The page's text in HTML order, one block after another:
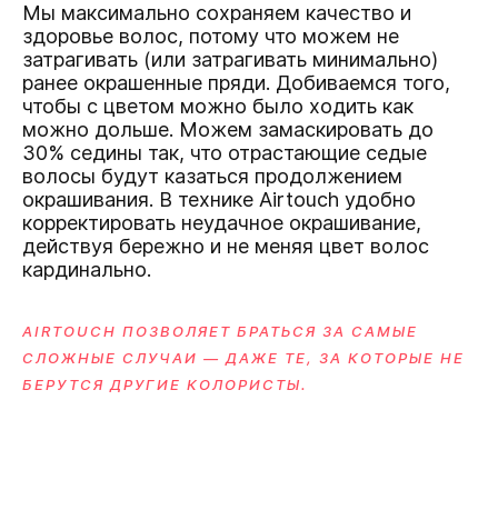
Мы максимально сохраняем качество и
здоровье волос, потому что можем не
затрагивать (или затрагивать минимально)
ранее окрашенные пряди. Добиваемся того,
чтобы с цветом можно было ходить как
можно дольше. Можем замаскировать до
30% седины так, что отрастающие седые
волосы будут казаться продолжением
окрашивания. В технике Airtouch удобно
корректировать неудачное окрашивание,
действуя бережно и не меняя цвет волос
кардинально.
AIRTOUCH ПОЗВОЛЯЕТ БРАТЬСЯ ЗА САМЫЕ
СЛОЖНЫЕ СЛУЧАИ — ДАЖЕ ТЕ, ЗА КОТОРЫЕ НЕ
БЕРУТСЯ ДРУГИЕ КОЛОРИСТЫ.